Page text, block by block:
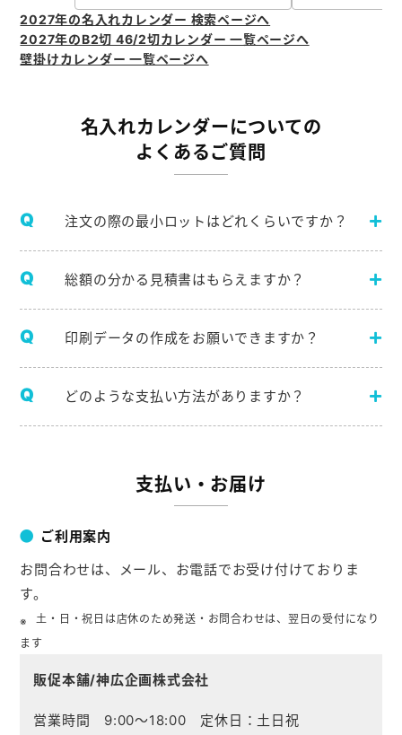
2027年の名入れカレンダー 検索ページへ
2027年のB2切 46/2切カレンダー 一覧ページへ
壁掛けカレンダー 一覧ページへ
名入れカレンダーについての
よくあるご質問
注文の際の最小ロットはどれくらいですか？
総額の分かる見積書はもらえますか？
印刷データの作成をお願いできますか？
どのような支払い方法がありますか？
支払い・お届け
ご利用案内
お問合わせは、メール、お電話でお受け付けておりま
す。
土・日・祝日は店休のため発送・お問合わせは、翌日の受付になり
ます
販促本舗/神広企画株式会社
営業時間 9:00～18:00 定休日：土日祝